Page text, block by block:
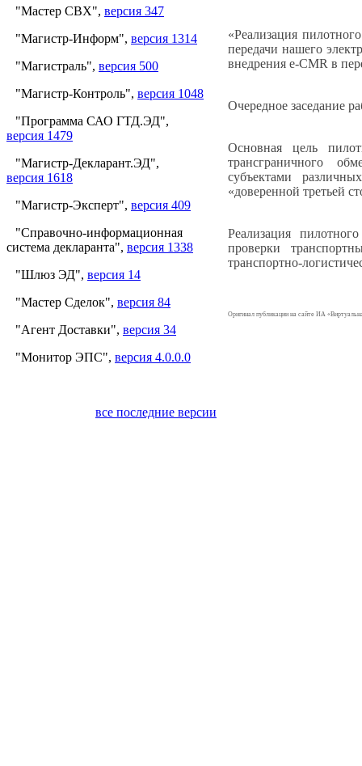
"Мастер СВХ", версия 347
"Магистр-Информ", версия 1314
"Магистраль", версия 500
"Магистр-Контроль", версия 1048
"Программа САО ГТД.ЭД",
версия 1479
"Магистр-Декларант.ЭД",
версия 1618
"Магистр-Эксперт", версия 409
"Справочно-информационная
система декларанта", версия 1338
"Шлюз ЭД", версия 14
"Мастер Сделок", версия 84
"Агент Доставки", версия 34
"Монитор ЭПС", версия 4.0.0.0
все последние версии
«Реализация
передачи нашего
внедрения e-CMR в
Очередное заседание
Основная цель
трансграничного
субъектами
«доверенной третьей
Реализация
проверки
транспортно-
Оригинал публикации на сайте ИА